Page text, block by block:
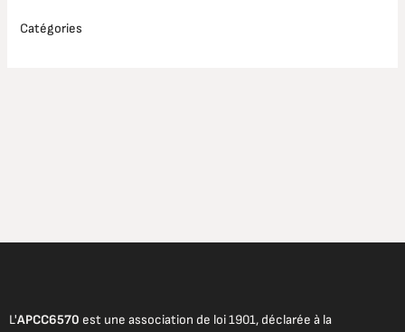
Catégories
L'APCC6570 est une association de loi 1901, déclarée à la